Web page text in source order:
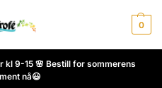
0
kl 9-15 🌸 Bestill for sommerens
nå😃